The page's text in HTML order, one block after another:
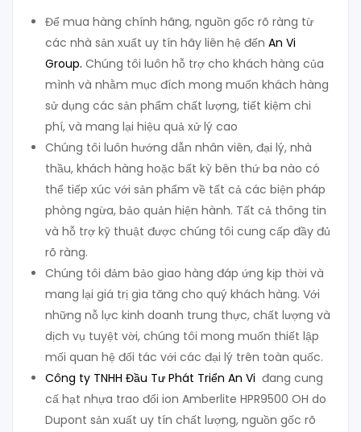
Để mua hàng chính hãng, nguồn gốc rõ ràng từ
các nhà sản xuất uy tín hãy liên hệ đến An Vi
Group. Chúng tôi luôn hỗ trợ cho khách hàng của
mình và nhằm mục đích mong muốn khách hàng
sử dụng các sản phẩm chất lượng, tiết kiệm chi
phí, và mang lại hiệu quả xử lý cao
Chúng tôi luôn hướng dẫn nhân viên, đại lý, nhà
thầu, khách hàng hoặc bất kỳ bên thứ ba nào có
thể tiếp xúc với sản phẩm về tất cả các biện pháp
phòng ngừa, bảo quản hiện hành. Tất cả thông tin
và hỗ trợ kỹ thuật được chúng tôi cung cấp đầy đủ
rõ ràng.
Chúng tôi đảm bảo giao hàng đáp ứng kịp thời và
mang lại giá trị gia tăng cho quý khách hàng. Với
những nỗ lực kinh doanh trung thực, chất lượng và
dịch vụ tuyệt vời, chúng tôi mong muốn thiết lập
mối quan hệ đối tác với các đại lý trên toàn quốc.
Công ty TNHH Đầu Tư Phát Triển An Vi đang cung
cấ hạt nhựa trao đổi ion Amberlite HPR9500 OH do
Dupont sản xuất uy tín chất lượng, nguồn gốc rõ